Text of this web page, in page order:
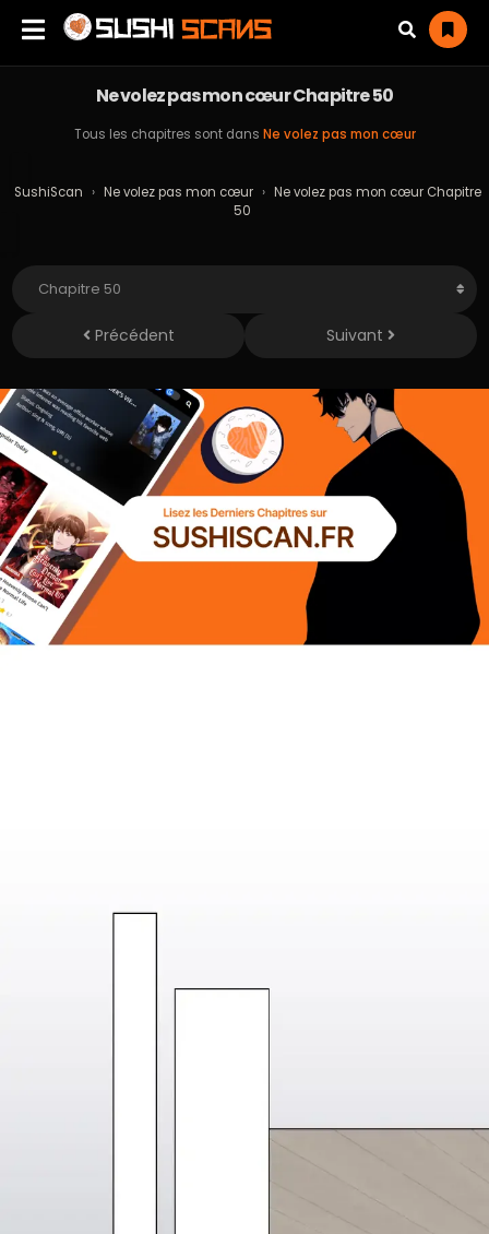
Ne volez pas mon cœur Chapitre 50
Tous les chapitres sont dans Ne volez pas mon cœur
SushiScan › Ne volez pas mon cœur › Ne volez pas mon cœur Chapitre
50
Précédent Suivant